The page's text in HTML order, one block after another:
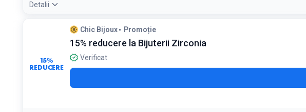
Detalii
15%
REDUCERE
Chic Bijoux Promoție
15% reducere la Bijuterii Zirconia
Verificat